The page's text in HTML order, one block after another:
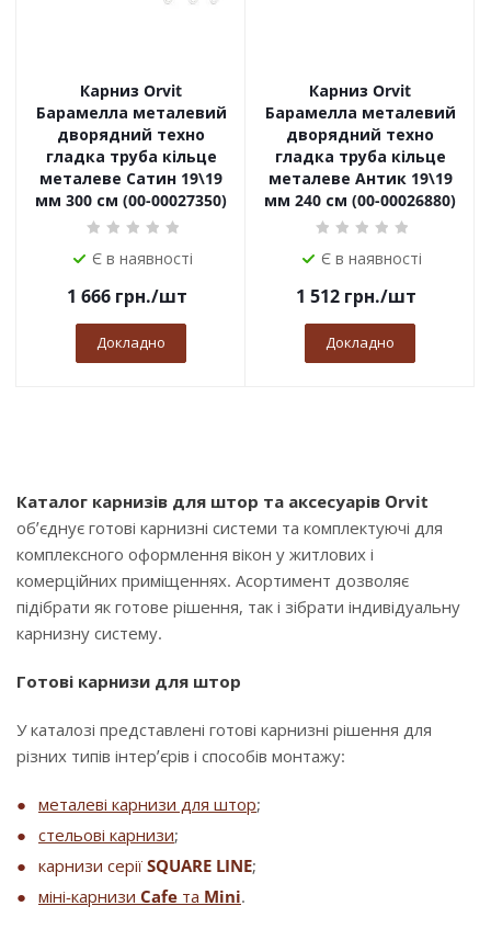
Карниз Orvit
Барамелла металевий
дворядний техно
гладка труба кільце
металеве Сатин 19\19
мм 300 см (00-00027350)
Є в наявності
1 666 грн./шт
Докладно
Карниз Orvit
Барамелла металевий
дворядний техно
гладка труба кільце
металеве Антик 19\19
мм 240 см (00-00026880)
Є в наявності
1 512 грн./шт
Докладно
Каталог карнизів для штор та аксесуарів Orvit
об’єднує готові карнизні системи та комплектуючі для
комплексного оформлення вікон у житлових і
комерційних приміщеннях. Асортимент дозволяє
підібрати як готове рішення, так і зібрати індивідуальну
карнизну систему.
Готові карнизи для штор
У каталозі представлені готові карнизні рішення для
різних типів інтер’єрів і способів монтажу:
металеві карнизи для штор;
стельові карнизи;
карнизи серії SQUARE LINE;
міні-карнизи Cafe та Mini.